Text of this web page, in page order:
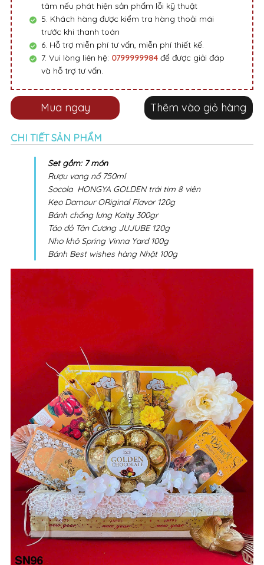
tâm nếu phát hiện sản phẩm lỗi kỹ thuật
5. Khách hàng được kiểm tra hàng thoải mái
trước khi thanh toán
6. Hỗ trợ miễn phí tư vấn, miễn phí thiết kế.
7. Vui lòng liên hệ: 0799999984 để được giải đáp
và hỗ trợ tư vấn.
Thêm vào giỏ hàng
Mua ngay
CHI TIẾT SẢN PHẨM
Set gồm: 7 món
Rượu vang nổ 750ml
Socola HONGYA GOLDEN trái tim 8 viên
Kẹo Damour ORiginal Flavor 120g
Bánh chống lưng Kaity 300gr
Táo đỏ Tân Cương JUJUBE 120g
Nho khô Spring Vinna Yard 100g
Bánh Best wishes hàng Nhật 100g